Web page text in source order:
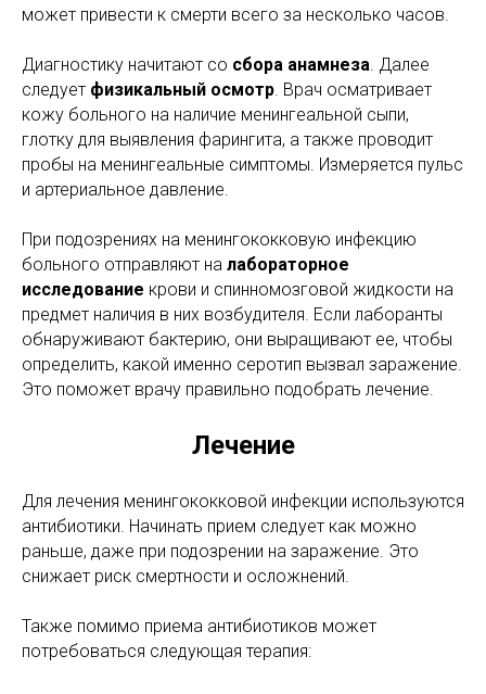
может привести к смерти всего за несколько часов.
Диагностику начитают со сбора анамнеза. Далее
следует физикальный осмотр. Врач осматривает
кожу больного на наличие менингеальной сыпи,
глотку для выявления фарингита, а также проводит
пробы на менингеальные симптомы. Измеряется пульс
и артериальное давление.
При подозрениях на менингококковую инфекцию
больного отправляют на лабораторное
исследование крови и спинномозговой жидкости на
предмет наличия в них возбудителя. Если лаборанты
обнаруживают бактерию, они выращивают ее, чтобы
определить, какой именно серотип вызвал заражение.
Это поможет врачу правильно подобрать лечение.
Лечение
Для лечения менингококковой инфекции используются
антибиотики. Начинать прием следует как можно
раньше, даже при подозрении на заражение. Это
снижает риск смертности и осложнений.
Также помимо приема антибиотиков может
потребоваться следующая терапия: